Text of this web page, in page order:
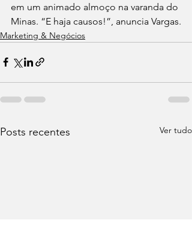
em um animado almoço na varanda do
Minas. “E haja causos!”, anuncia Vargas.
Marketing & Negócios
Posts recentes Ver tudo